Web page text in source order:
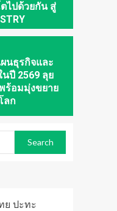
ไปด้วยกัน สู่
นธุรกิจและ
นปี 2569 ลุย
ร้อมมุ่งขยาย
ลก
ย ปะทะ